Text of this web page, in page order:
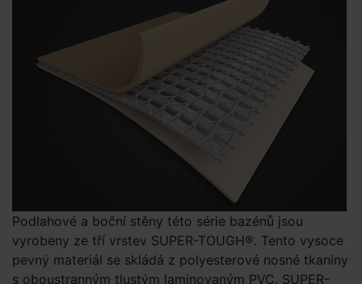
Podlahové a boční stěny této série bazénů jsou
vyrobeny ze tří vrstev SUPER-TOUGH®. Tento vysoce
pevný materiál se skládá z polyesterové nosné tkaniny
s oboustranným tlustým laminovaným PVC. SUPER-